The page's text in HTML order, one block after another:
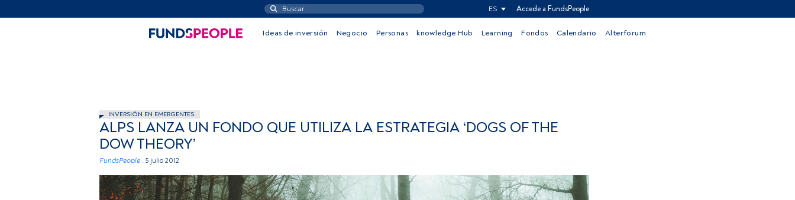
ES Accede a FundsPeople
Ideas de inversión Negocio Personas knowledge Hub Learning Fondos Calendario Alterforum
INVERSIÓN EN EMERGENTES
ALPS LANZA UN FONDO QUE UTILIZA LA ESTRATEGIA ‘DOGS OF THE
DOW THEORY’
FundsPeople . 5 julio 2012